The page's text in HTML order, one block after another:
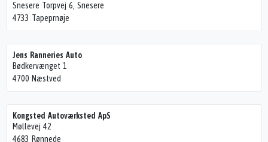
Snesere Torpvej 6, Snesere
4733 Tapeprnøje
Jens Ranneries Auto
Bødkervænget 1
4700 Næstved
Kongsted Autoværksted ApS
Møllevej 42
4683 Rønnede